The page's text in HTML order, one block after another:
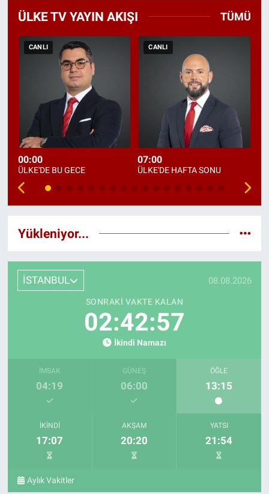
ÜLKE TV YAYIN AKIŞI TÜMÜ
CANLI
00:00
ÜLKE'DE BU GECE
CANLI
07:00
ÜLKE'DE HAFTA SONU
Yükleniyor...
İSTANBUL 08.08.2026
SONRAKI VAKTE KALAN
02:42:56
İkindi Namazı
İMSAK
04:19
GÜNEŞ
06:00
ÖĞLE
13:15
İKINDI
17:07
AKŞAM
20:20
YATSI
21:54
Aylık Vakitler